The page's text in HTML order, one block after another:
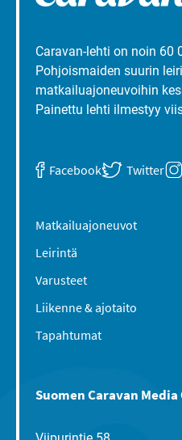
Caravan-lehti on noin 60
Pohjoismaiden suurin
matkailuajoneuvoihin
Painettu lehti ilmestyy
Facebook Twitter
Matkailuajoneuvot
Leirintä
Varusteet
Liikenne & ajotaito
Tapahtumat
Suomen Caravan Media